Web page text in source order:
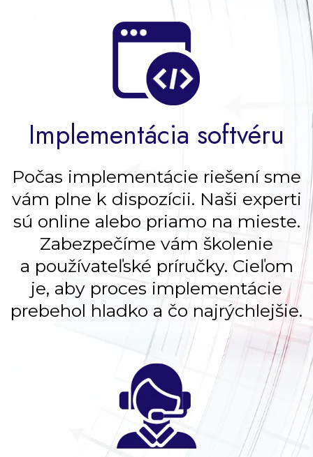
Implementácia softvéru
Počas implementácie riešení sme
vám plne k dispozícii. Naši experti
sú online alebo priamo na mieste.
Zabezpečíme vám školenie
a používateľské príručky. Cieľom
je, aby proces implementácie
prebehol hladko a čo najrýchlejšie.